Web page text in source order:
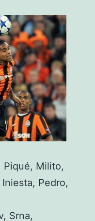
Piqué, Milito,
Pedro,
Srna,